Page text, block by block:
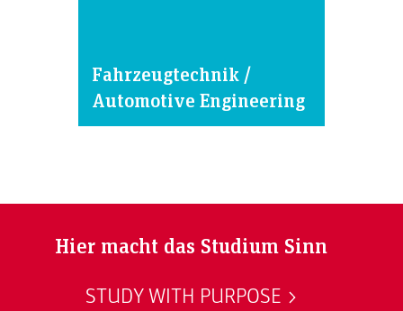
Fahrzeugtechnik /
Automotive Engineering
Hier macht das Studium Sinn
STUDY WITH PURPOSE